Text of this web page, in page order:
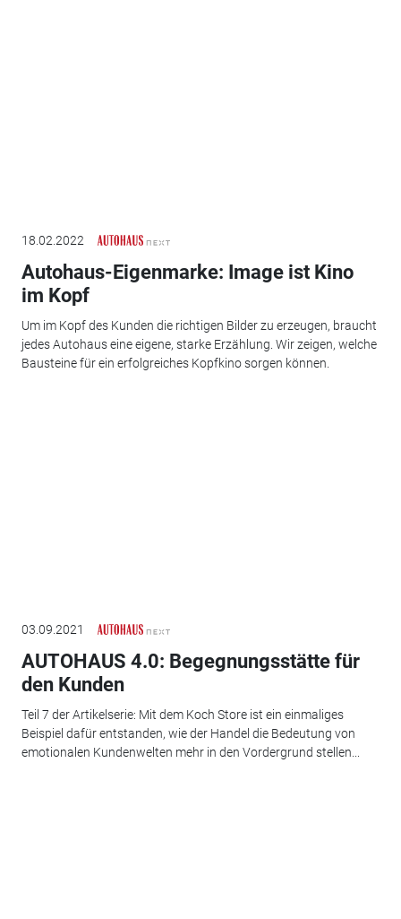
18.02.2022
Autohaus-Eigenmarke: Image ist Kino
im Kopf
Um im Kopf des Kunden die richtigen Bilder zu erzeugen, braucht
jedes Autohaus eine eigene, starke Erzählung. Wir zeigen, welche
Bausteine für ein erfolgreiches Kopfkino sorgen können.
03.09.2021
AUTOHAUS 4.0: Begegnungsstätte für
den Kunden
Teil 7 der Artikelserie: Mit dem Koch Store ist ein einmaliges
Beispiel dafür entstanden, wie der Handel die Bedeutung von
emotionalen Kundenwelten mehr in den Vordergrund stellen...